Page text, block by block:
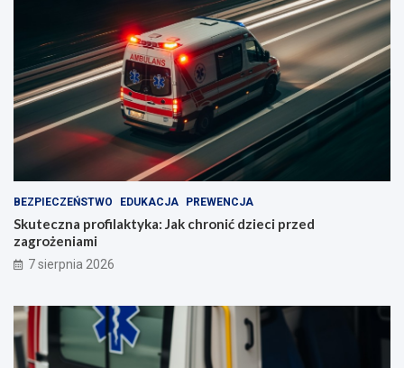
BEZPIECZEŃSTWO EDUKACJA PREWENCJA
Skuteczna profilaktyka: Jak chronić dzieci przed
zagrożeniami
7 sierpnia 2026